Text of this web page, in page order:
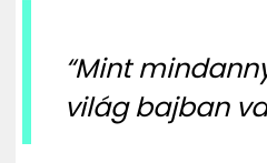
“Mint
világ bajban